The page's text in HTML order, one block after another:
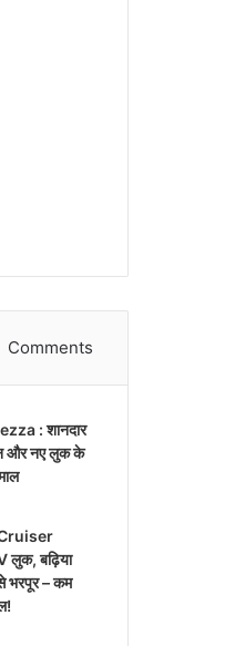
Comments
: शानदार
और नए लुक के
लुक, बढ़िया
भरपूर – कम